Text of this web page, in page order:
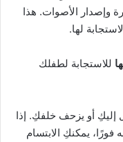
وإصدار الأصوات. هذا
لها.
للاستجابة لطفلك
أو يزحف خلفكِ. إذا
يمكنكِ الابتسام